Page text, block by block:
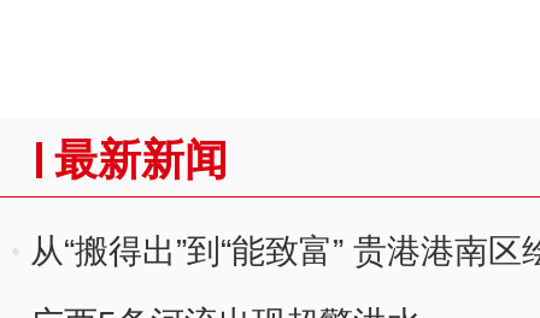
最新新闻
从“搬得出”到“能致富” 贵港港南